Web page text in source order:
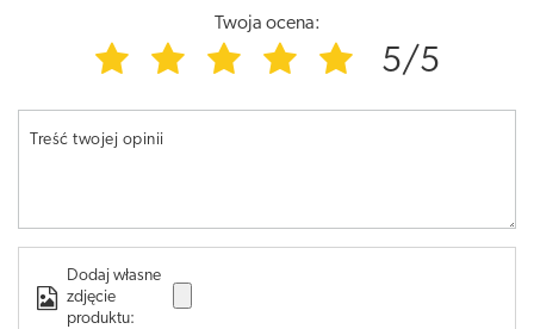
Twoja ocena:
5/5
Treść twojej opinii
Dodaj własne
zdjęcie
produktu: